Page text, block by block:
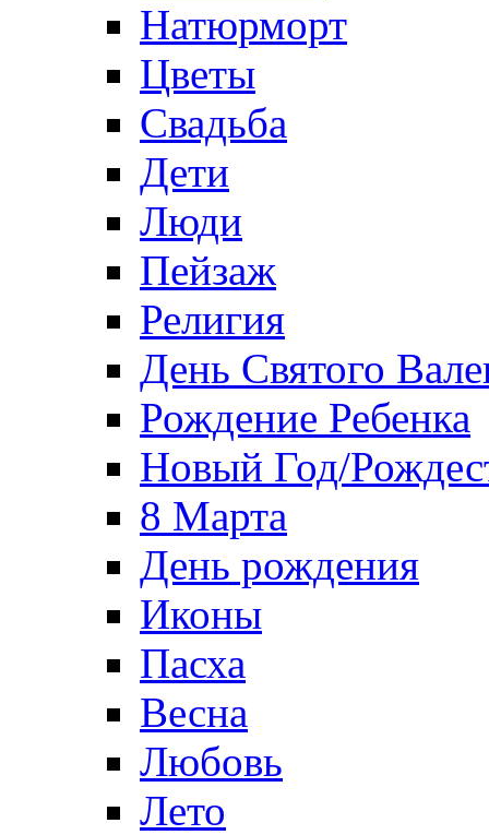
Натюрморт
Цветы
Свадьба
Дети
Люди
Пейзаж
Религия
День Святого
Рождение Ребенка
Новый Год/
8 Марта
День рождения
Иконы
Пасха
Весна
Любовь
Лето